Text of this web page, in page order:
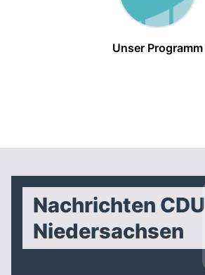
Unser Programm
Nachrichten CDU
Niedersachsen